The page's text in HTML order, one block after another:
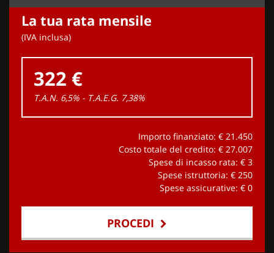
La tua rata mensile
(IVA inclusa)
322 €
T.A.N. 6,5% - T.A.E.G. 7,38%
Importo finanziato: € 21.450
Costo totale del credito: € 27.007
Spese di incasso rata: € 3
Spese istruttoria: € 250
Spese assicurative: € 0
PROCEDI